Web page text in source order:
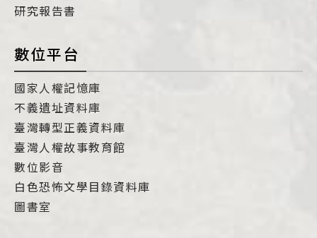
研究報告書
數位平台
國家人權記憶庫
不義遺址資料庫
臺灣轉型正義資料庫
臺灣人權故事教育館
數位影音
白色恐怖文學目錄資料庫
圖書室